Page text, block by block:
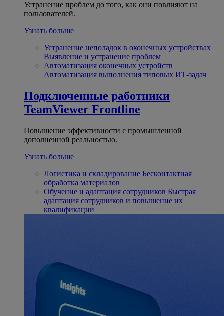
Устранение проблем до того, как они повлияют на
пользователей.
Узнать больше
Устранение неполадок в оконечных устройствах
Выявление и устранение проблем
Автоматизация оконечных устройств
Автоматизация выполнения типовых ИТ-задач
Подключенные работники
TeamViewer Frontline
Повышение эффективности с промышленной
дополненной реальностью.
Узнать больше
Логистика и складирование Бесконтактная
обработка материалов
Обучение и адаптация сотрудников Быстрая
адаптация сотрудников и повышение их
квалификации